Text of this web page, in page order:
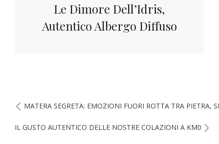
Le Dimore Dell’Idris,
Autentico Albergo Diffuso
MATERA SEGRETA: EMOZIONI FUORI ROTTA TRA PIETRA,
IL GUSTO AUTENTICO DELLE NOSTRE COLAZIONI A KM0